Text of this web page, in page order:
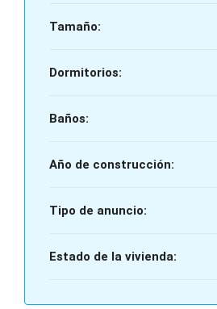
Tamaño:
Dormitorios:
Baños:
Año de construcción:
Tipo de anuncio:
Estado de la vivienda: